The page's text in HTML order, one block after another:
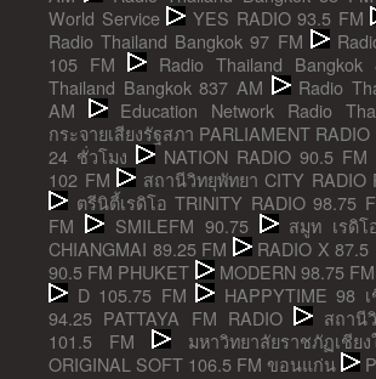
World Service
YES RADIO 93.5 FM
Radio Thailand Bangkok 97 FM
105 FM
Radio Thailand Bangkok
Thailand Bangkok 837 AM
Radio
AM
Education Network Radio
กระจายเสียงรัฐสภา PARLIAMENT RADIO
24 ชั่วโมง
NATION RADIO 90.5 FM
102 FM
สถานีวิทยุพัทยา CITY RADIO
ตรีนิตี้เรดิโอ TRINITY RADIO 98.75
FM
SMILEFM 90.75
สมูท เรดิโ
CHIANGMAI 89.25 FM
RADIO X 87.5
90.5 FM PHUKET
MODERN 98.75 FM
D 105.75 FM
HAPPYTIME 98 เ
94.25 PATTAYA FM RADIO
สถานี
101.5 FM
มหาวิทยาลัยราชภัฏเชี
ORIGINAL SOFT 106.5 FM ขอนแก่น